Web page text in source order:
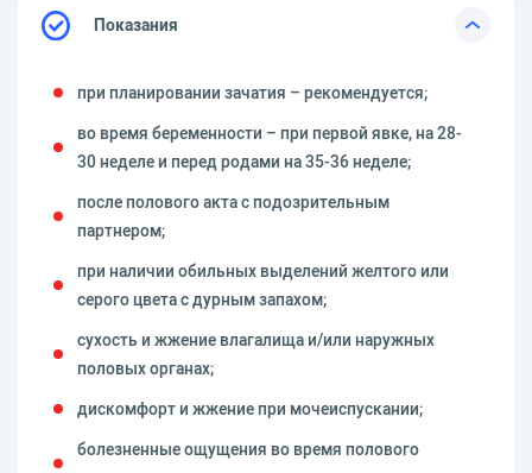
Показания
при планировании зачатия – рекомендуется;
во время беременности – при первой явке, на 28-
30 неделе и перед родами на 35-36 неделе;
после полового акта с подозрительным
партнером;
при наличии обильных выделений желтого или
серого цвета с дурным запахом;
сухость и жжение влагалища и/или наружных
половых органах;
дискомфорт и жжение при мочеиспускании;
болезненные ощущения во время полового